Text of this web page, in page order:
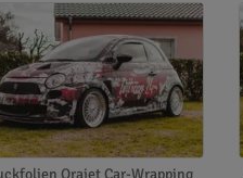
Orajet Car-Wrapping